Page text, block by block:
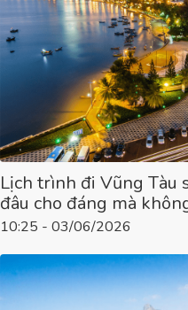
Lịch trình đi Vũng Tàu
đâu cho đáng mà
10:25 - 03/06/2026